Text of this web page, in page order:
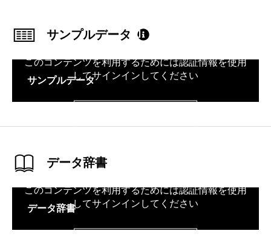
サンプルデータ
サンプルデータ
このコンテンツを利用するためには認証情報を使用
してサインインしてください
データ辞書
データ辞書
このコンテンツを利用するためには認証情報を使用
してサインインしてください